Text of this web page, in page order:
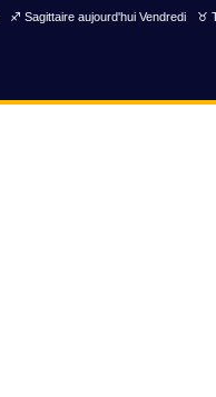
♐ Sagittaire aujourd'hui Vendredi ♉